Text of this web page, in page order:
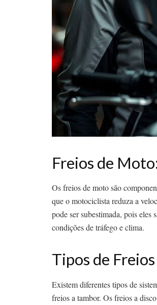
Freios de
Os freios de moto são
que o motociclista reduza a
pode ser subestimada, pois eles
condições de tráfego e clima.
Tipos de
Existem diferentes tipos de
freios a tambor. Os freios a